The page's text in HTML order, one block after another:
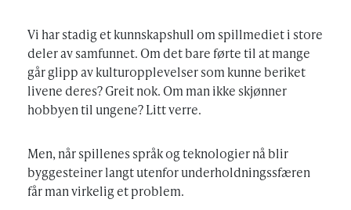
Vi har stadig et kunnskapshull om spillmediet i store
deler av samfunnet. Om det bare førte til at mange
går glipp av kulturopplevelser som kunne beriket
livene deres? Greit nok. Om man ikke skjønner
hobbyen til ungene? Litt verre.
Men, når spillenes språk og teknologier nå blir
byggesteiner langt utenfor underholdningssfæren
får man virkelig et problem.